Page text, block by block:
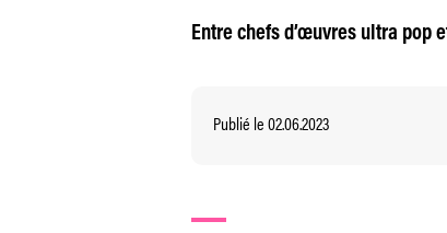
Entre chefs d’œuvres ultra pop
Publié le 02.06.2023